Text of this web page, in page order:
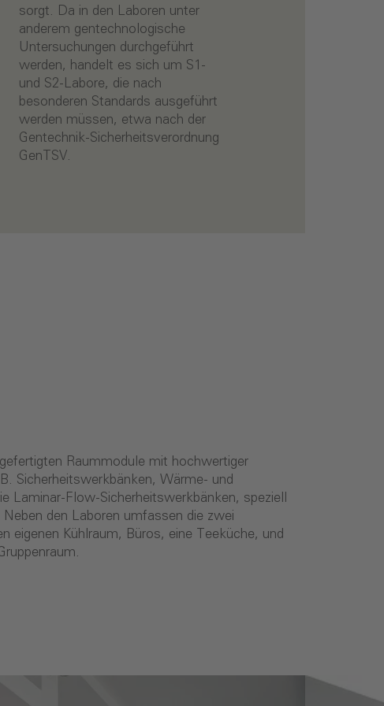
GenTSV.
Raummodule mit hochwertiger
Sicherheitswerkbänken, Wärme- und
Laminar-Flow-Sicherheitswerkbänken, speziell
den Laboren umfassen die zwei
eigenen Kühlraum, Büros, eine Teeküche, und